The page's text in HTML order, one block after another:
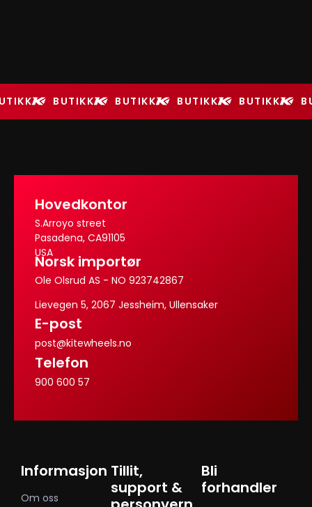
BUTIKK BUTIKK BUTIKK BUTIKK
Hovedkontor
S.Arroyo street
Pasadena, CA91105
USA
Norsk importør
Ole Olsrud AS - NO 923742867
Lievegen 5, 2067 Jessheim, Ullensaker
E-post
post@kitewheels.no
Telefon
900 600 57
Informasjon
Om oss
Tillit,
support &
Bli
forhandler